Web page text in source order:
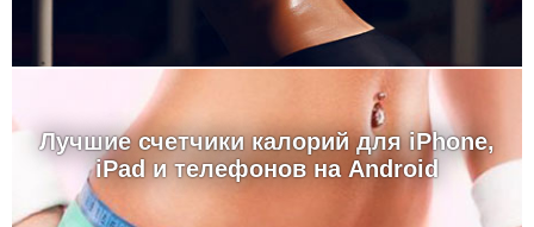
Лучшие счетчики калорий для iPhone,
iPad и телефонов на Android